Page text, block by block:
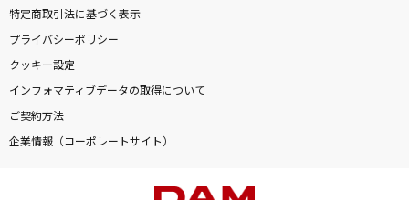
特定商取引法に基づく表示
プライバシーポリシー
クッキー設定
インフォマティブデータの取得について
ご契約方法
企業情報（コーポレートサイト）